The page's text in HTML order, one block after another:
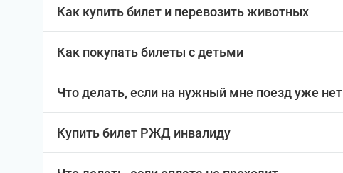
Как купить билет и перевозить животных
Как покупать билеты с детьми
Что делать, если на нужный мне поезд уже
Купить билет РЖД инвалиду